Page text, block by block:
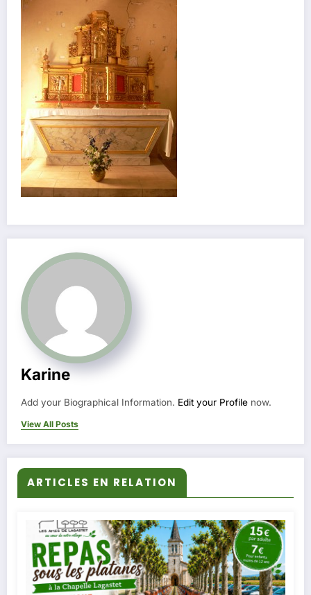
Karine
Add your Biographical Information. Edit your Profile now.
View All Posts
ARTICLES EN RELATION